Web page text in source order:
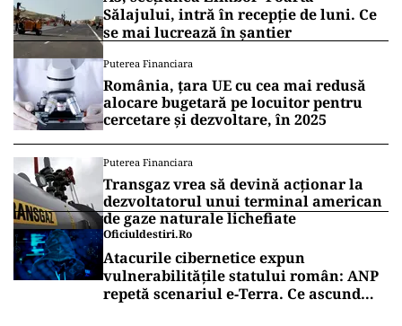
Sălajului, intră în recepție de luni. Ce
se mai lucrează în șantier
Puterea Financiara
România, țara UE cu cea mai redusă
alocare bugetară pe locuitor pentru
cercetare și dezvoltare, în 2025
Puterea Financiara
Transgaz vrea să devină acționar la
dezvoltatorul unui terminal american
de gaze naturale lichefiate
Oficiuldestiri.ro
Atacurile cibernetice expun
vulnerabilitățile statului român: ANP
repetă scenariul e‑Terra. Ce ascund